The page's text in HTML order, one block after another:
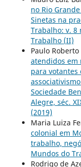
no Rio
Sinetas na
Trabalho: v. 8
Trabalho (II)
Paulo
atendidos em
para votantes
Sociedade
Alegre, séc.
(2019)
Maria Luiza
colonial em
trabalho,
Mundos do
Rodrigo de